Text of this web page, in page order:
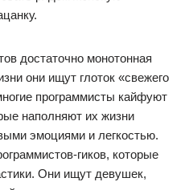
достаточно монотонная
они ищут глоток «свежего
программисты кайфуют
наполняют их жизни
эмоциями и легкостью.
гиков, которые
Они ищут девушек,